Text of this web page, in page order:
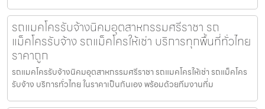
รถแมคโครรับจ้างนิคมอุตสาหกรรมศรีราชา รถ
แม็คโครรับจ้าง รถแม็คโครให้เช่า บริการทุกพื้นที่ทั่วไทย
ราคาถูก
รถแมคโครรับจ้างนิคมอุตสาหกรรมศรีราชา รถแมคโครให้เช่า รถแม็คโคร
รับจ้าง บริการทั่วไทย ในราคาเป็นกันเอง พร้อมด้วยทีมงานที่ม